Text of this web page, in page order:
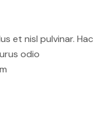
et nisl pulvinar. Hac
odio